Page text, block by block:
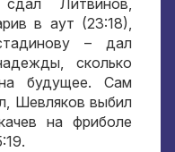
Литвинов,
в аут (23:18),
– дал
сколько
будущее. Сам
Шевляков выбил
на фриболе